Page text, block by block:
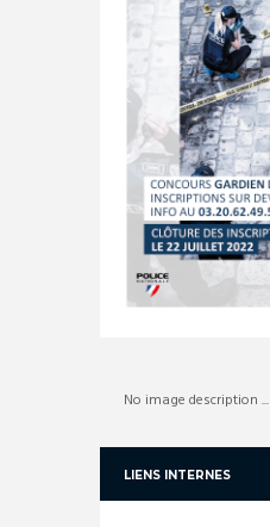
No image description ...
LIENS INTERNES